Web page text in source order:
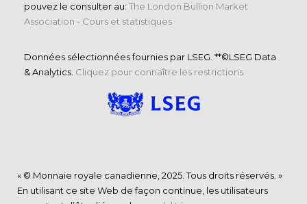
pouvez le consulter au: The London Bullion Market
Association - Cours et statistiques
Données sélectionnées fournies par LSEG. **©LSEG Data
& Analytics. Cliquez pour connaître les restrictions
« © Monnaie royale canadienne, 2025. Tous droits réservés. »
En utilisant ce site Web de façon continue, les utilisateurs